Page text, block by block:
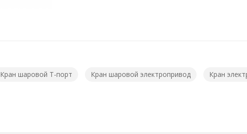
Кран шаровой T-порт Кран шаровой электропривод Кран